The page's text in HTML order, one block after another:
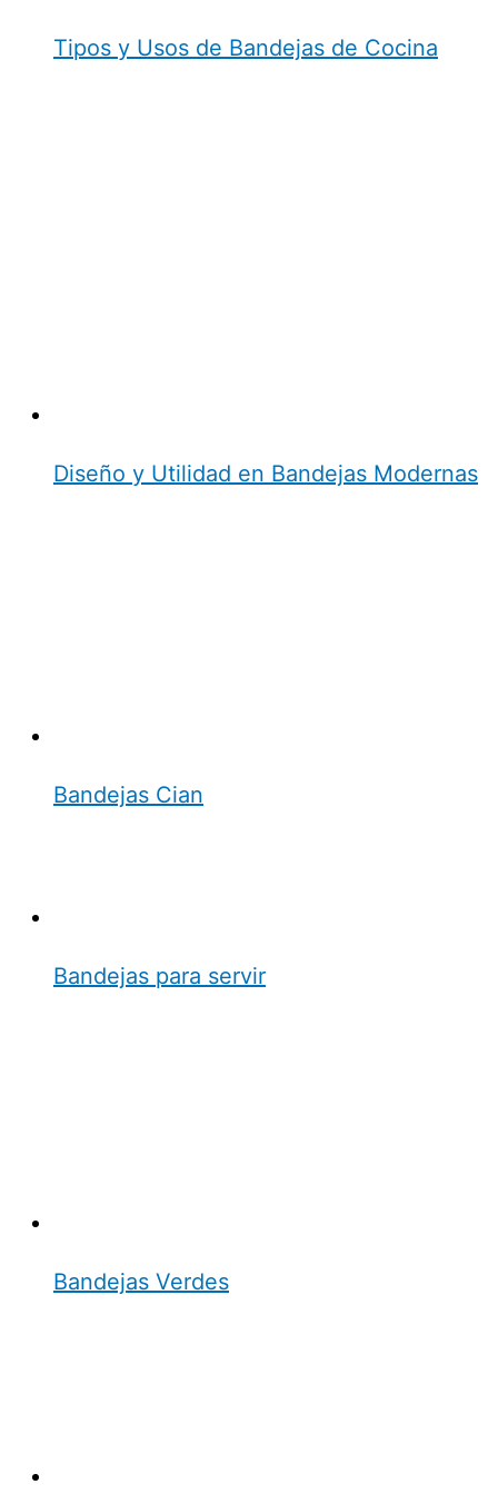
Tipos y Usos de Bandejas de Cocina
Diseño y Utilidad en Bandejas Modernas
Bandejas Cian
Bandejas para servir
Bandejas Verdes